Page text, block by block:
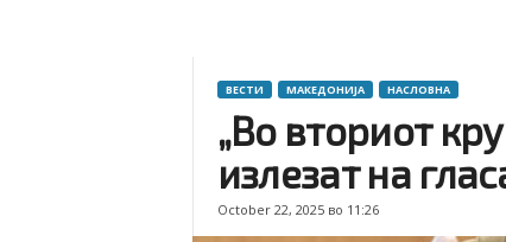
ВЕСТИ МАКЕДОНИЈА НАСЛОВНА
„Во вториот
излезат на
October 22, 2025 во 11:26